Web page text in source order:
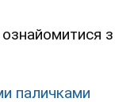
з
паличками